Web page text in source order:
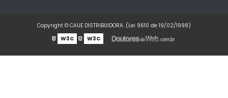
Copyright © CAUE DISTRIBUIDORA. (Lei 9610 de 19/02/1998)
W3C
W3C